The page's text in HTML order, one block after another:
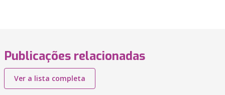
Publicações relacionadas
Ver a lista completa